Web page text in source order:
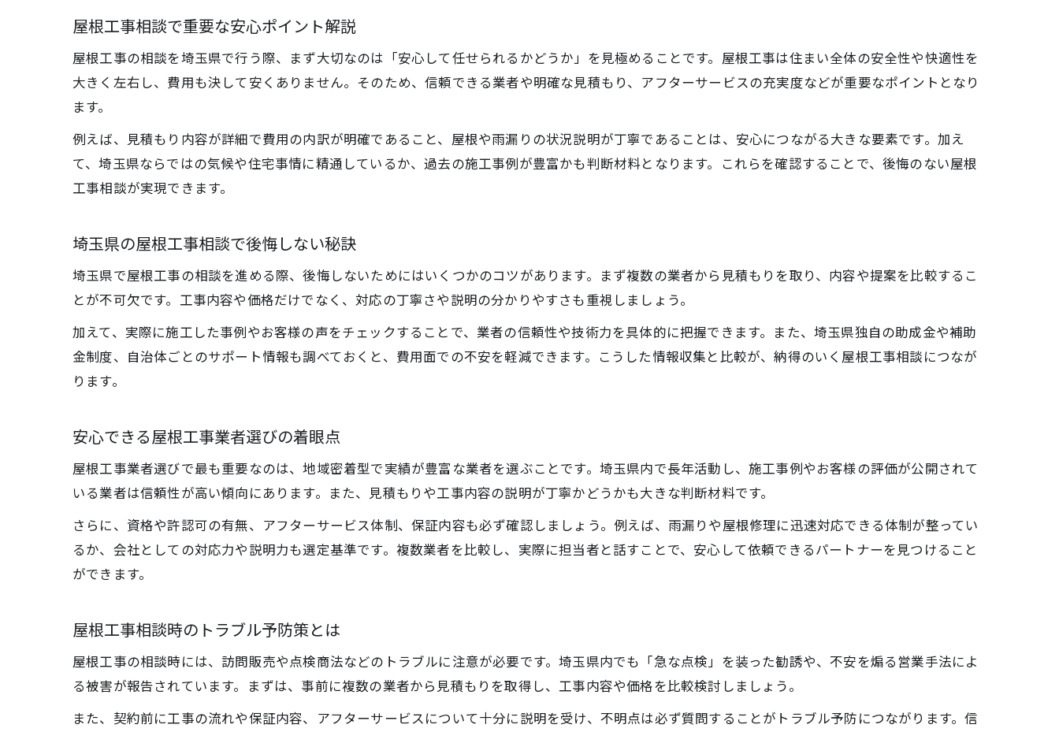
埼玉県で屋根工事を検討中の方必見ポイント
相談時に確認したい屋根工事の見積もり内容
屋根工事の相談時によくあるトラブル例
屋根工事相談時の契約トラブル予防策
埼玉県で納得できる屋根工事金額の考え方
見積もりで分かる屋根工事の信頼性判断
屋根工事相談時の実績や施工事例の重要性
屋根工事相談で重要な安心ポイント解説
屋根工事の相談を埼玉県で行う際、まず大切なのは「安心して任せられるかどうか」を見極めることです。屋根工事は住まい全体の安全性や快適性を
大きく左右し、費用も決して安くありません。そのため、信頼できる業者や明確な見積もり、アフターサービスの充実度などが重要なポイントとなり
ます。
例えば、見積もり内容が詳細で費用の内訳が明確であること、屋根や雨漏りの状況説明が丁寧であることは、安心につながる大きな要素です。加え
て、埼玉県ならではの気候や住宅事情に精通しているか、過去の施工事例が豊富かも判断材料となります。これらを確認することで、後悔のない屋根
工事相談が実現できます。
埼玉県の屋根工事相談で後悔しない秘訣
埼玉県で屋根工事の相談を進める際、後悔しないためにはいくつかのコツがあります。まず複数の業者から見積もりを取り、内容や提案を比較するこ
とが不可欠です。工事内容や価格だけでなく、対応の丁寧さや説明の分かりやすさも重視しましょう。
加えて、実際に施工した事例やお客様の声をチェックすることで、業者の信頼性や技術力を具体的に把握できます。また、埼玉県独自の助成金や補助
金制度、自治体ごとのサポート情報も調べておくと、費用面での不安を軽減できます。こうした情報収集と比較が、納得のいく屋根工事相談につなが
ります。
安心できる屋根工事業者選びの着眼点
屋根工事業者選びで最も重要なのは、地域密着型で実績が豊富な業者を選ぶことです。埼玉県内で長年活動し、施工事例やお客様の評価が公開されて
いる業者は信頼性が高い傾向にあります。また、見積もりや工事内容の説明が丁寧かどうかも大きな判断材料です。
さらに、資格や許認可の有無、アフターサービス体制、保証内容も必ず確認しましょう。例えば、雨漏りや屋根修理に迅速対応できる体制が整ってい
るか、会社としての対応力や説明力も選定基準です。複数業者を比較し、実際に担当者と話すことで、安心して依頼できるパートナーを見つけること
ができます。
屋根工事相談時のトラブル予防策とは
屋根工事の相談時には、訪問販売や点検商法などのトラブルに注意が必要です。埼玉県内でも「急な点検」を装った勧誘や、不安を煽る営業手法によ
る被害が報告されています。まずは、事前に複数の業者から見積もりを取得し、工事内容や価格を比較検討しましょう。
また、契約前に工事の流れや保証内容、アフターサービスについて十分に説明を受け、不明点は必ず質問することがトラブル予防につながります。信